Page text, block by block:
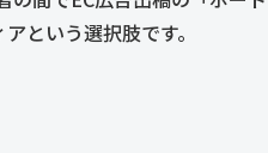
という選択肢です。